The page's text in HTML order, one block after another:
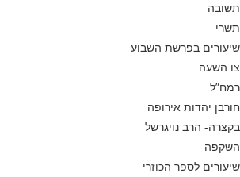
תשובה
תשרי
שיעורים בפרשת השבוע
צו השעה
רמח”ל
חורבן יהדות אירופה
בקצרה- הרב נויגרשל
השקפה
שיעורים לספר הכוזרי